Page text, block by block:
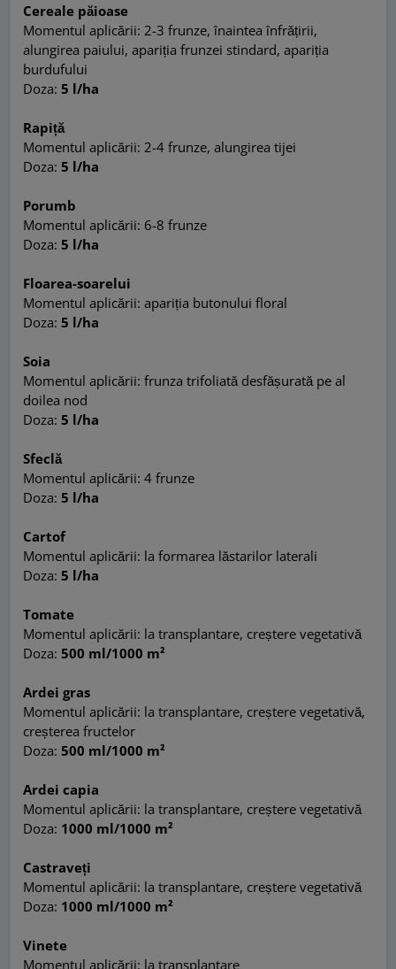
Cereale păioase
Momentul aplicării: 2-3 frunze, înaintea înfrățirii,
alungirea paiului, apariția frunzei stindard, apariția
burdufului
Doza:5 l/ha
Rapiță
Momentul aplicării: 2-4 frunze, alungirea tijei
Doza:5 l/ha
Porumb
Momentul aplicării: 6-8 frunze
Doza:5 l/ha
Floarea-soarelui
Momentul aplicării: apariția butonului floral
Doza:5 l/ha
Soia
Momentul aplicării: frunza trifoliată desfășurată pe al
doilea nod
Doza:5 l/ha
Sfeclă
Momentul aplicării: 4 frunze
Doza:5 l/ha
Cartof
Momentul aplicării: la formarea lăstarilor laterali
Doza:5 l/ha
Tomate
Momentul aplicării: la transplantare, creștere vegetativă
Doza:500 ml/1000 m²
Ardei gras
Momentul aplicării: la transplantare, creștere vegetativă,
creșterea fructelor
Doza:500 ml/1000 m²
Ardei capia
Momentul aplicării: la transplantare, creștere vegetativă
Doza: 1000 ml/1000 m²
Castraveți
Momentul aplicării: la transplantare, creștere vegetativă
Doza: 1000 ml/1000 m²
Vinete
Momentul aplicării: la transplantare